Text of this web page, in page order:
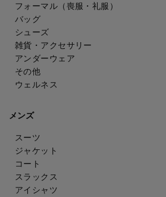
フォーマル（喪服・礼服）
バッグ
シューズ
雑貨・アクセサリー
アンダーウェア
その他
ウェルネス
メンズ
スーツ
ジャケット
コート
スラックス
アイシャツ